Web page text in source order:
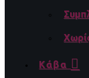
Κάβα